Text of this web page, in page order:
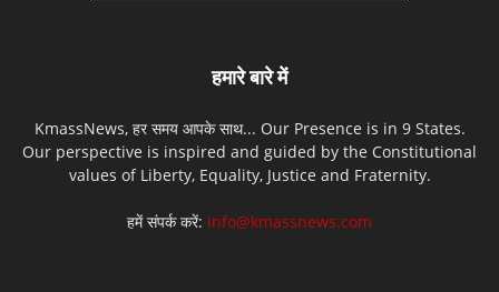
हमारे बारे में
KmassNews, हर समय आपके साथ... Our Presence is in 9 States.
Our perspective is inspired and guided by the Constitutional
values of Liberty, Equality, Justice and Fraternity.
हमें संपर्क करें: info@kmassnews.com